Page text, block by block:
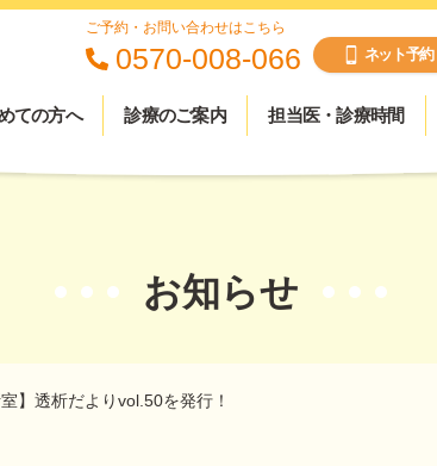
ご予約・お問い合わせはこちら
0570-008-066 ネット予約
ての方へ 診療のご案内 担当医・診療時間
お知らせ
室】透析だよりvol.50を発行！